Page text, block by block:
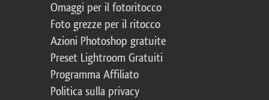
Omaggi per il fotoritocco
Foto grezze per il ritocco
Azioni Photoshop gratuite
Preset Lightroom Gratuiti
Programma Affiliato
Politica sulla privacy